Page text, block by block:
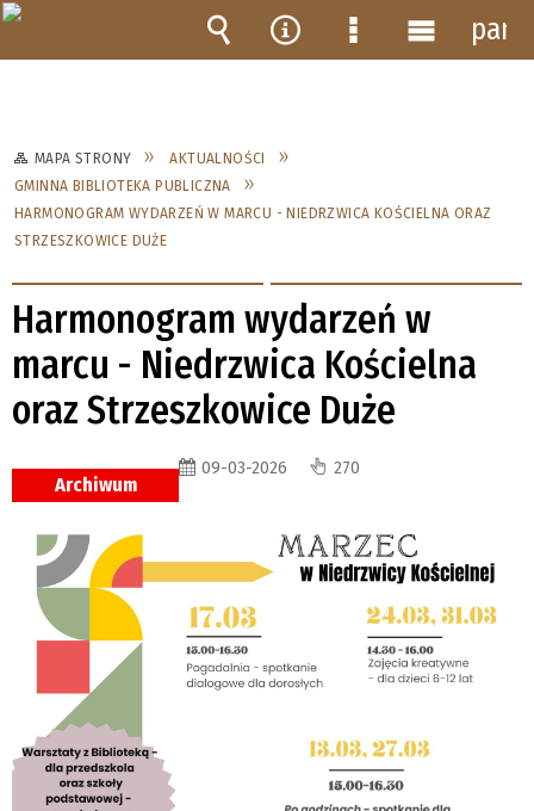
MAPA STRONY
AKTUALNOŚCI
GMINNA BIBLIOTEKA PUBLICZNA
HARMONOGRAM WYDARZEŃ W MARCU - NIEDRZWICA KOŚCIELNA ORAZ
STRZESZKOWICE DUŻE
Harmonogram wydarzeń w
marcu - Niedrzwica Kościelna
oraz Strzeszkowice Duże
Archiwum
09-03-2026 270
Wyszukiwarka
Narzędzia
MenuMenu